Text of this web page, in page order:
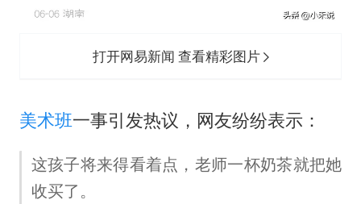
打开网易新闻 查看精彩图片
美术班一事引发热议，网友纷纷表示：
这孩子将来得看着点，老师一杯奶茶就把她
收买了。